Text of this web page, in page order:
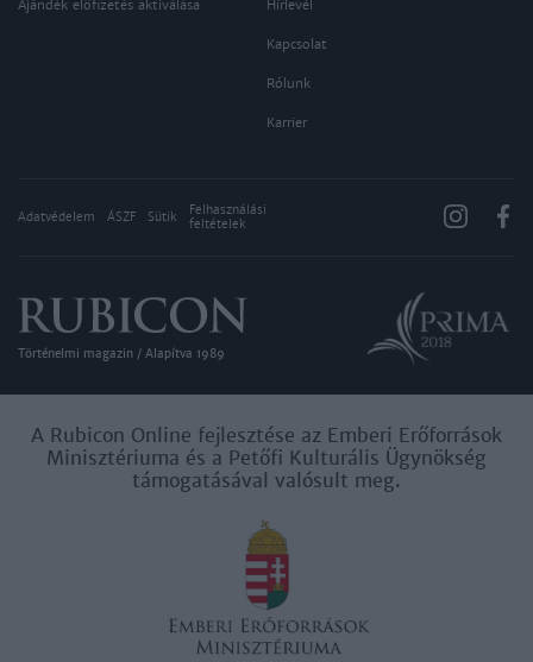
Ajándék előfizetés aktiválása Hírlevél
Kapcsolat
Rólunk
Karrier
Adatvédelem ÁSZF Sütik
Felhasználási
feltételek
Történelmi magazin / Alapítva 1989
A Rubicon Online fejlesztése az Emberi Erőforrások
Minisztériuma és a Petőfi Kulturális Ügynökség
támogatásával valósult meg.